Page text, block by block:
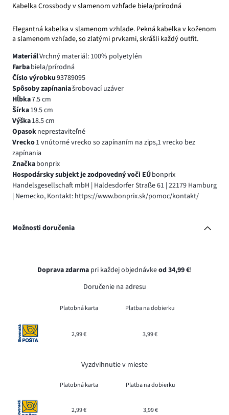
Kabelka Crossbody v slamenom vzhľade biela/prírodná
Elegantná kabelka v slamenom vzhľade. Pekná kabelka v koženom
a slamenom vzhľade, so zlatými prvkami, skrášli každý outfit.
MateriálVrchný materiál: 100% polyetylén
Farbabiela/prírodná
Číslo výrobku93789095
Spôsoby zapínaniašrobovací uzáver
Hĺbka7.5 cm
Šírka19.5 cm
Výška18.5 cm
Opasokneprestaviteľné
Vrecko1 vnútorné vrecko so zapínaním na zips,1 vrecko bez
zapínania
Značkabonprix
Hospodársky subjekt je zodpovedný voči EÚbonprix
Handelsgesellschaft mbH | Haldesdorfer Straße 61 | 22179 Hamburg
| Nemecko, Kontakt: https://www.bonprix.sk/pomoc/kontakt/
Možnosti doručenia
Doprava zdarma pri každej objednávkeod 34,99 €!
Doručenie na adresu
Platobná karta Platba na dobierku
2,99 € 3,99 €
Vyzdvihnutie v mieste
Platobná karta Platba na dobierku
2,99 € 3,99 €